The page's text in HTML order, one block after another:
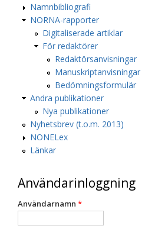
Namnbibliografi
NORNA-rapporter
Digitaliserade artiklar
För redaktörer
Redaktörsanvisningar
Manuskriptanvisningar
Bedömningsformulär
Andra publikationer
Nya publikationer
Nyhetsbrev (t.o.m. 2013)
NONELex
Länkar
Användarinloggning
Användarnamn *